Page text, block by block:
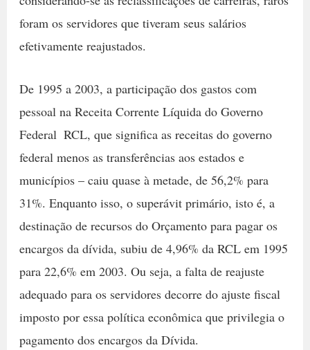
foram os servidores que tiveram seus salários
efetivamente reajustados.
De 1995 a 2003, a participação dos gastos com
pessoal na Receita Corrente Líquida do Governo
Federal  RCL, que significa as receitas do governo
federal menos as transferências aos estados e
municípios – caiu quase à metade, de 56,2% para
31%. Enquanto isso, o superávit primário, isto é, a
destinação de recursos do Orçamento para pagar os
encargos da dívida, subiu de 4,96% da RCL em 1995
para 22,6% em 2003. Ou seja, a falta de reajuste
adequado para os servidores decorre do ajuste fiscal
imposto por essa política econômica que privilegia o
pagamento dos encargos da Dívida.